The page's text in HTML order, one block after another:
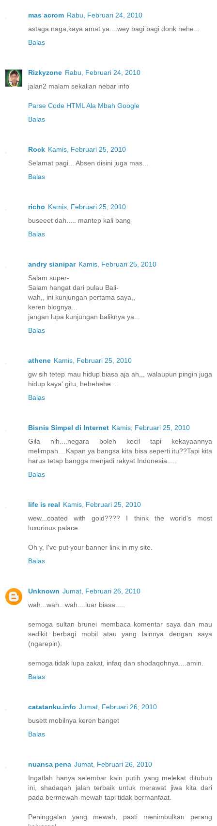
mas acrom Rabu, Februari 24, 2010
astaga naga,kaya amat ya....wey bagi bagi donk hehe...
Balas
Rizkyzone Rabu, Februari 24, 2010
jalan2 malam sekalian nebar info
Parse Code HTML Ala Mbah Google
Balas
Rock Kamis, Februari 25, 2010
Selamat pagi... Absen disini juga mas...
Balas
richo Kamis, Februari 25, 2010
buseeet dah..... mantep kali bang
Balas
andry sianipar Kamis, Februari 25, 2010
Salam super-
Salam hangat dari pulau Bali-
wah,, ini kunjungan pertama saya,,
keren blognya...
jangan lupa kunjungan baliknya ya...
Balas
athene Kamis, Februari 25, 2010
gw sih tetep mau hidup biasa aja ah,,, walaupun pingin juga
hidup kaya' gitu, hehehehe....
Balas
Bisnis Simpel di Internet Kamis, Februari 25, 2010
Gila nih....negara boleh kecil tapi kekayaannya
melimpah....Kapan ya bangsa kita bisa seperti itu??Tapi kita
harus tetap bangga menjadi rakyat Indonesia.....
Balas
life is real Kamis, Februari 25, 2010
wew...coated with gold???? I think the world's most
luxurious palace.
Oh y, I've put your banner link in my site.
Balas
Unknown Jumat, Februari 26, 2010
wah...wah...wah....luar biasa.....
semoga sultan brunei membaca komentar saya dan mau
sedikit berbagi mobil atau yang lainnya dengan saya
(ngarepin).
semoga tidak lupa zakat, infaq dan shodaqohnya....amin.
Balas
catatanku.info Jumat, Februari 26, 2010
busett mobilnya keren banget
Balas
nuansa pena Jumat, Februari 26, 2010
Ingatlah hanya selembar kain putih yang melekat ditubuh
ini, shadaqah jalan terbaik untuk merawat jiwa kita dari
pada bermewah-mewah tapi tidak bermanfaat.
Peninggalan yang mewah, pasti menimbulkan perang